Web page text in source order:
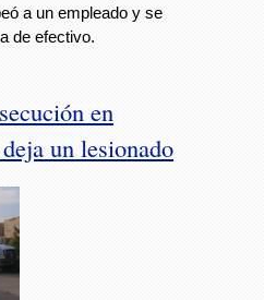
a un empleado y se
de efectivo.
en
un lesionado